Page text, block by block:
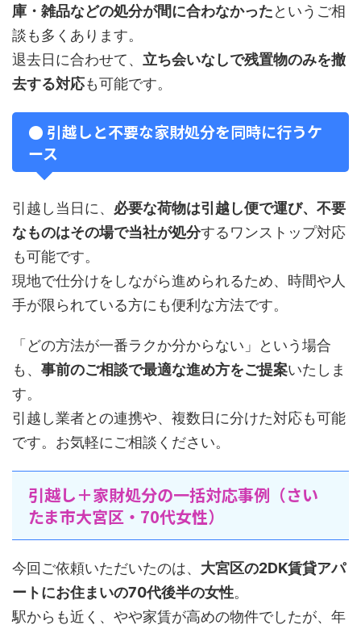
庫・雑品などの処分が間に合わなかったというご相
談も多くあります。
退去日に合わせて、 立ち会いなしで残置物のみを撤
去する対応も可能です。
● 引越しと不要な家財処分を同時に行うケ
ース
引越し当日に、 必要な荷物は引越し便で運び、不要
なものはその場で当社が処分するワンストップ対応
も可能です。
現地で仕分けをしながら進められるため、時間や人
手が限られている方にも便利な方法です。
「どの方法が一番ラクか分からない」という場合
も、 事前のご相談で最適な進め方をご提案いたしま
す。
引越し業者との連携や、複数日に分けた対応も可能
です。お気軽にご相談ください。
引越し＋家財処分の一括対応事例（さい
たま市大宮区・70代女性）
今回ご依頼いただいたのは、 大宮区の2DK賃貸アパ
ートにお住まいの70代後半の女性。
駅からも近く、やや家賃が高めの物件でしたが、年